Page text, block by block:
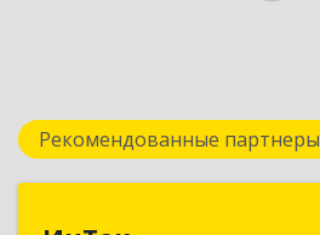
Рекомендованные партнеры